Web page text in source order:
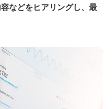
などをヒアリングし、最